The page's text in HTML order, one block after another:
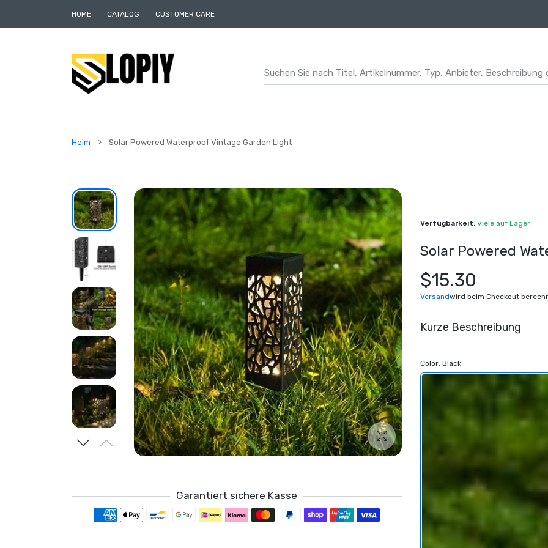
HOME CATALOG CUSTOMER CARE
Heim Solar Powered Waterproof Vintage Garden Light
Foto vergrößern
Garantiert sichere Kasse
Zahlungsmethoden
Verfügbarkeit: Viele auf Lager
Solar Powered
$15.30
Versandwird beim Checkout
Kurze Beschreibung
Color: Black